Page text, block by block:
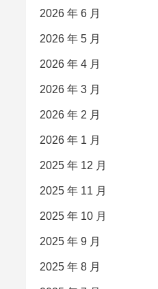
2026 年 6 月
2026 年 5 月
2026 年 4 月
2026 年 3 月
2026 年 2 月
2026 年 1 月
2025 年 12 月
2025 年 11 月
2025 年 10 月
2025 年 9 月
2025 年 8 月